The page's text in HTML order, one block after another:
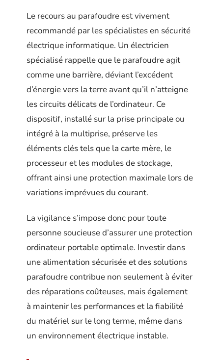
Le recours au parafoudre est vivement
recommandé par les spécialistes en sécurité
électrique informatique. Un électricien
spécialisé rappelle que le parafoudre agit
comme une barrière, déviant l’excédent
d’énergie vers la terre avant qu’il n’atteigne
les circuits délicats de l’ordinateur. Ce
dispositif, installé sur la prise principale ou
intégré à la multiprise, préserve les
éléments clés tels que la carte mère, le
processeur et les modules de stockage,
offrant ainsi une protection maximale lors de
variations imprévues du courant.
La vigilance s’impose donc pour toute
personne soucieuse d’assurer une protection
ordinateur portable optimale. Investir dans
une alimentation sécurisée et des solutions
parafoudre contribue non seulement à éviter
des réparations coûteuses, mais également
à maintenir les performances et la fiabilité
du matériel sur le long terme, même dans
un environnement électrique instable.